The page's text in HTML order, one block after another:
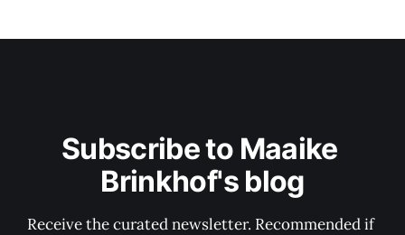
Subscribe to Maaike
Brinkhof's blog
Receive the curated newsletter. Recommended if